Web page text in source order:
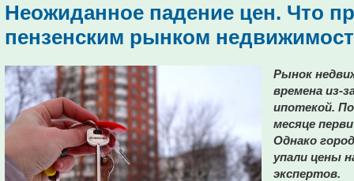
Неожиданное падение цен. Что
пензенским рынком
Рынок
времена из-
ипотекой.
месяце
Однако
упали цены
экспертов.